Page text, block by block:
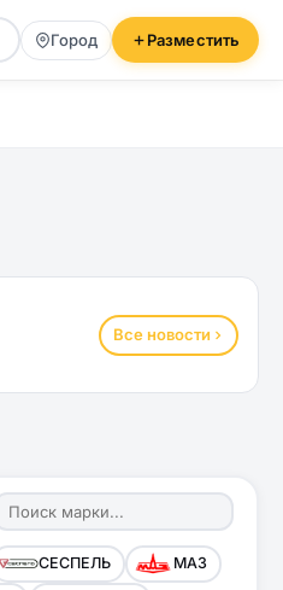
Город Разместить
Все новости
СЕСПЕЛЬ МАЗ